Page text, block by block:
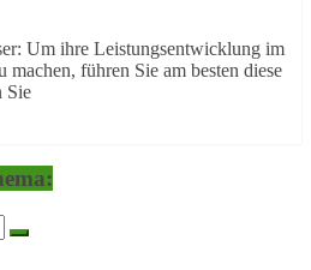
Um ihre Leistungsentwicklung im
machen, führen Sie am besten diese
Sie